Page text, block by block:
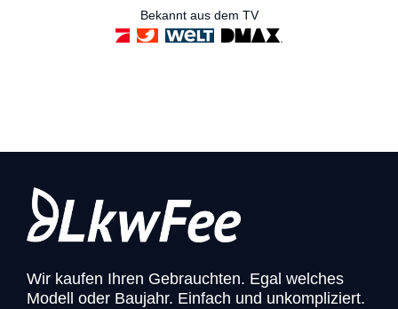
Bekannt aus dem TV
Wir kaufen Ihren Gebrauchten. Egal welches
Modell oder Baujahr. Einfach und unkompliziert.​